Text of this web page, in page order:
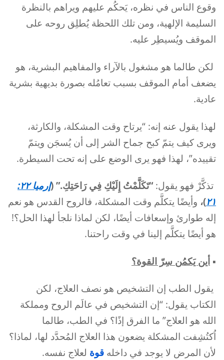
وقوع الناس في نظره، يَحكُم عليهم ويراهم بالنظرة
السليمة الإلهية، ومن تلك اللحظة يُطلِق روحه على
الموقف ويُسيطِر عليه.
لكن طالما هو مشغول بالآراء والمفاهيم البشرية، هو
يضعف أمام الموقف بسبب تعامُله بصورة بديهية بشرية
عادية.
لهذا يقول عنه إنه: “يرتاح وقت المشكلة، والكارثة،
ويرى كيف يتمّ كبح جماح الشر إلى أن يُسجَن ويتمّ
تقييده”، لهذا فهو يرى الوضع على إنه تحت السيطرة.
تذكَّرْ فهو يقول: “تَكَلَّمْتُ إِلَيْكِ فِي رَاحَتِكِ.” (
إرميا ٢٢:
٢١)، وأيضًا يتكلَّم وقت المشكلة، فالروح القدس هو نعم
إله طوارئ وإسعافات أيضًا، لكن لماذا نلجأ لهذا الحل؟!
هو أيضًا يتكلَّم إلينا في وقت راحتنا.
▪︎ أين يَكمُن سِرّ القوة؟
يقول الطب إن التشخيص هو نصف العلاج، لكن
الكتاب يقول: “إن التشخيص في عالَم الروح ومملكة
الله هو العلاج” ما الفرق إذًا؟ في الطب، طالما
اُكتُشِفت المشكلة يضعون هذا العلاج المُحدَّد لها، لماذا؟
لأن المرض لا يوجد في داخله قوة لعلاج نفسه.